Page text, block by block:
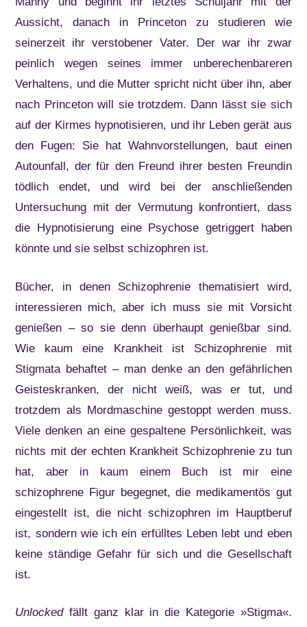
Aussicht, danach in Princeton zu studieren wie
seinerzeit ihr verstobener Vater. Der war ihr zwar
peinlich wegen seines immer unberechenbareren
Verhaltens, und die Mutter spricht nicht über ihn, aber
nach Princeton will sie trotzdem. Dann lässt sie sich
auf der Kirmes hypnotisieren, und ihr Leben gerät aus
den Fugen: Sie hat Wahnvorstellungen, baut einen
Autounfall, der für den Freund ihrer besten Freundin
tödlich endet, und wird bei der anschließenden
Untersuchung mit der Vermutung konfrontiert, dass
die Hypnotisierung eine Psychose getriggert haben
könnte und sie selbst schizophren ist.
Bücher, in denen Schizophrenie thematisiert wird,
interessieren mich, aber ich muss sie mit Vorsicht
genießen – so sie denn überhaupt genießbar sind.
Wie kaum eine Krankheit ist Schizophrenie mit
Stigmata behaftet – man denke an den gefährlichen
Geisteskranken, der nicht weiß, was er tut, und
trotzdem als Mordmaschine gestoppt werden muss.
Viele denken an eine gespaltene Persönlichkeit, was
nichts mit der echten Krankheit Schizophrenie zu tun
hat, aber in kaum einem Buch ist mir eine
schizophrene Figur begegnet, die medikamentös gut
eingestellt ist, die nicht schizophren im Hauptberuf
ist, sondern wie ich ein erfülltes Leben lebt und eben
keine ständige Gefahr für sich und die Gesellschaft
ist.
Unlockedfällt ganz klar in die Kategorie »Stigma«.